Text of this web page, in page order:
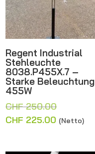
Regent Industrial
Stehleuchte
8038.P455X.7 –
Starke Beleuchtung
455W
CHF250.00
Preis
CHF 225.00 Aktueller
(Netto)